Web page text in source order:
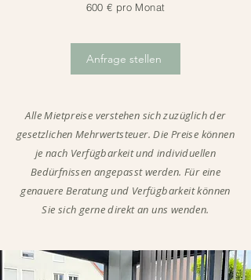
600 € pro Monat
Anfrage stellen
Alle Mietpreise verstehen sich zuzüglich der
gesetzlichen Mehrwertsteuer. Die Preise können
je nach Verfügbarkeit und individuellen
Bedürfnissen angepasst werden. Für eine
genauere Beratung und Verfügbarkeit können
Sie sich gerne direkt an uns wenden.